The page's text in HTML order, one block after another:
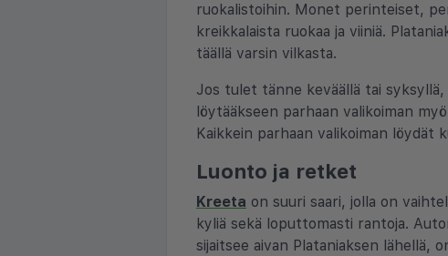
ruokalistoihin. Monet perinteiset,
kreikkalaista ruokaa ja viiniä.
täällä varsin vilkasta.
Jos tulet tänne keväällä tai
löytääkseen parhaan valikoiman
Kaikkein parhaan valikoiman löydät
Luonto ja retket
Kreeta on suuri saari, jolla on
kyliä sekä loputtomasti rantoja.
sijaitsee aivan Plataniaksen lähellä,